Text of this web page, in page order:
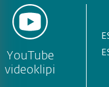
YouTube
videoklipi